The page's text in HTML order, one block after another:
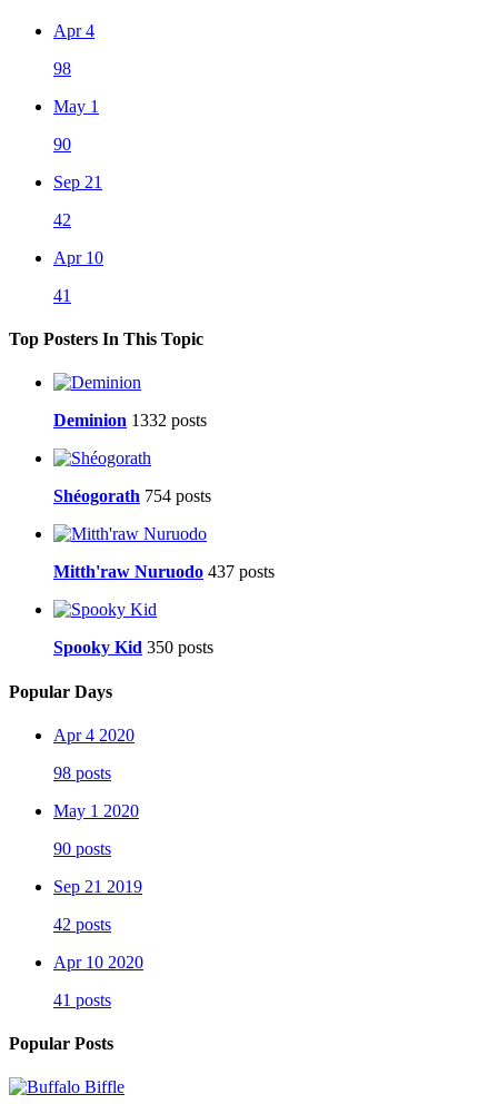
Apr 4
98
May 1
90
Sep 21
42
Apr 10
41
Top Posters In This Topic
Deminion 1332 posts
Shéogorath 754 posts
Mitth'raw Nuruodo 437 posts
Spooky Kid 350 posts
Popular Days
Apr 4 2020
98 posts
May 1 2020
90 posts
Sep 21 2019
42 posts
Apr 10 2020
41 posts
Popular Posts